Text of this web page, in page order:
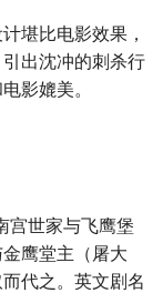
堪比电影效果，
出沈冲的刺杀行
影媲美。
宫世家与飞鹰堡
鹰堂主（屠大
代之。英文剧名